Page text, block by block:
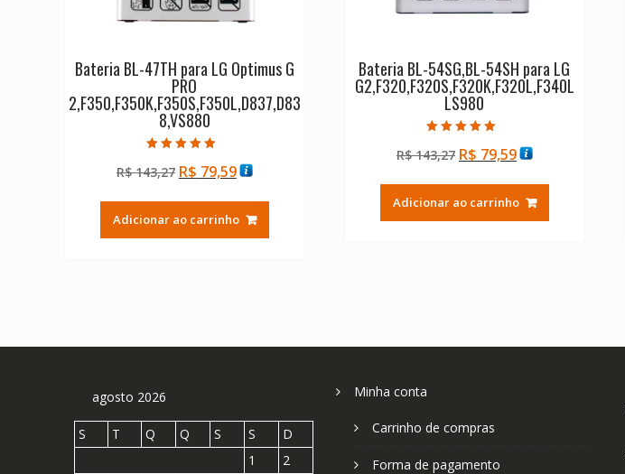
Bateria BL-47TH para LG Optimus G
PRO
2,F350,F350K,F350S,F350L,D837,D83
8,VS880
5.00
de 5
R$143,27 O
original
era:
R$ 79,59O
atual
é:
Adicionar ao carrinho
Bateria BL-54SG,BL-54SH para LG
G2,F320,F320S,F320K,F320L,F340L
LS980
5.00
de 5
R$143,27 O
original
era:
R$ 79,59O
atual
é:
Adicionar ao carrinho
agosto 2026
S T Q Q S S
D
1
2
Minha conta
Carrinho de compras
Forma de pagamento